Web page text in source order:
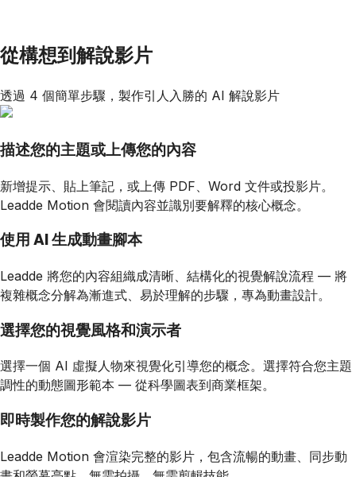
從構想到解說影片
透過 4 個簡單步驟，製作引人入勝的 AI 解說影片
描述您的主題或上傳您的內容
新增提示、貼上筆記，或上傳 PDF、Word 文件或投影片。
Leadde Motion 會閱讀內容並識別要解釋的核心概念。
使用 AI 生成動畫腳本
Leadde 將您的內容組織成清晰、結構化的視覺解說流程 — 將
複雜概念分解為漸進式、易於理解的步驟，專為動畫設計。
選擇您的視覺風格和演示者
選擇一個 AI 虛擬人物來視覺化引導您的概念。選擇符合您主題
調性的動態圖形範本 — 從科學圖表到商業框架。
即時製作您的解說影片
Leadde Motion 會渲染完整的影片，包含流暢的動畫、同步動